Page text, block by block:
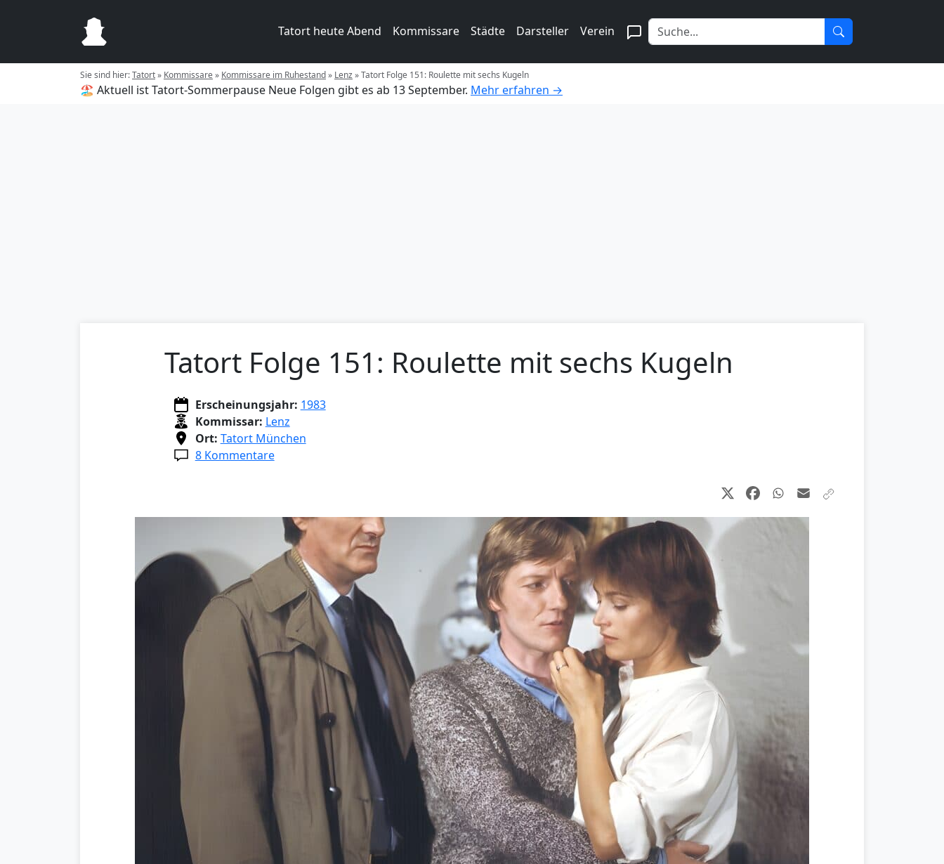
Tatort heute Abend Kommissare Städte Darsteller Verein
Sie sind hier:Tatort» Kommissare» Kommissare im Ruhestand» Lenz»Tatort Folge 151: Roulette mit sechs Kugeln
🏖️ Aktuell ist Tatort-Sommerpause Neue Folgen gibt es ab 13 September. Mehr erfahren →
Tatort Folge 151: Roulette mit sechs Kugeln
Erscheinungsjahr: 1983
Kommissar: Lenz
Ort: Tatort München
8 Kommentare